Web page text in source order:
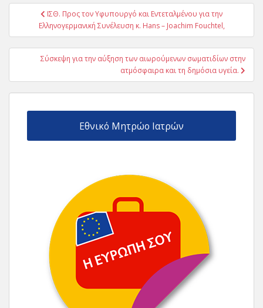
Πλοήγηση
άρθρων
ΙΣΘ. Προς τον Υφυπουργό και Εντεταλμένου για την
Ελληνογερμανική Συνέλευση κ. Hans – Joachim Fouchtel,
Σύσκεψη για την αύξηση των αιωρούμενων σωματιδίων στην
ατμόσφαιρα και τη δημόσια υγεία.
Εθνικό Μητρώο Ιατρών